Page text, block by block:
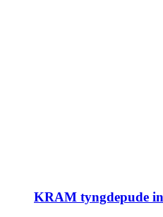
KRAM tyngdepude